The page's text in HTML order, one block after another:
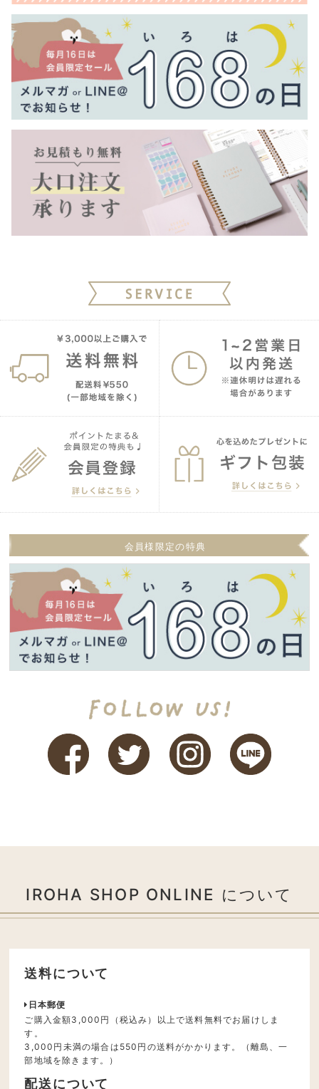
会員様限定の特典
IROHA SHOP ONLINE について
送料について
日本郵便
ご購入金額3,000円（税込み）以上で送料無料でお届けしま
す。
3,000円未満の場合は550円の送料がかかります。（離島、一
部地域を除きます。）
配送について